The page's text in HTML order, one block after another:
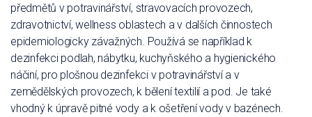
předmětů v potravinářství, stravovacích provozech,
zdravotnictví, wellness oblastech a v dalších činnostech
epidemiologicky závažných. Používá se například k
dezinfekci podlah, nábytku, kuchyňského a hygienického
náčiní, pro plošnou dezinfekci v potravinářství a v
zemědělských provozech, k bělení textilií a pod. Je také
vhodný k úpravě pitné vody a k ošetření vody v bazénech.